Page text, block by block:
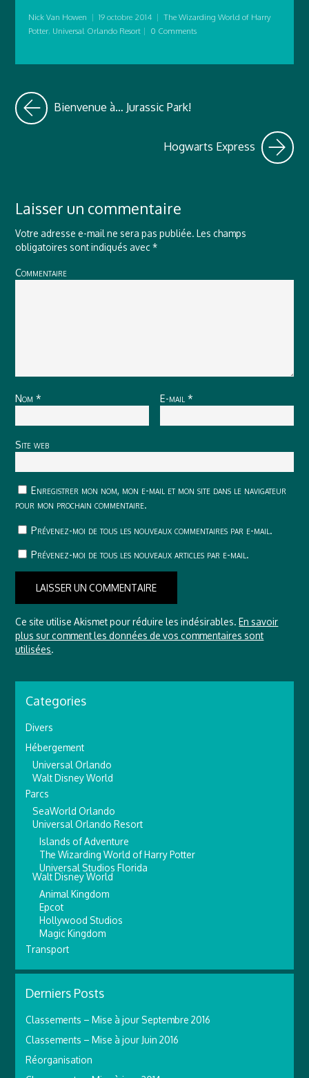
Nick Van Howen | 19 octobre 2014 | The Wizarding World of Harry
Potter, Universal Orlando Resort | 0 Comments
Bienvenue à… Jurassic Park!
Hogwarts Express
Laisser un commentaire
Votre adresse e-mail ne sera pas publiée. Les champs
obligatoires sont indiqués avec*
Commentaire
Nom* E-mail*
Site web
Enregistrer mon nom, mon e-mail et mon site dans le navigateur
pour mon prochain commentaire.
Prévenez-moi de tous les nouveaux commentaires par e-mail.
Prévenez-moi de tous les nouveaux articles par e-mail.
Ce site utilise Akismet pour réduire les indésirables.En savoir
plus sur comment les données de vos commentaires sont
utilisées.
Categories
Divers
Hébergement
Universal Orlando
Walt Disney World
Parcs
SeaWorld Orlando
Universal Orlando Resort
Islands of Adventure
The Wizarding World of Harry Potter
Universal Studios Florida
Walt Disney World
Animal Kingdom
Epcot
Hollywood Studios
Magic Kingdom
Transport
Derniers Posts
Classements – Mise à jour Septembre 2016
Classements – Mise à jour Juin 2016
Réorganisation